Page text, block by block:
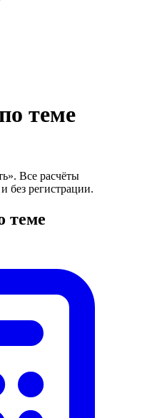
теме
Все расчёты
без регистрации.
теме